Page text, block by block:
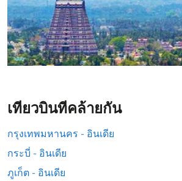
เที่ยวบินที่คล้ายกัน
กรุงเทพมหานคร - อินเดีย
กระบี่ - อินเดีย
ภูเก็ต - อินเดีย